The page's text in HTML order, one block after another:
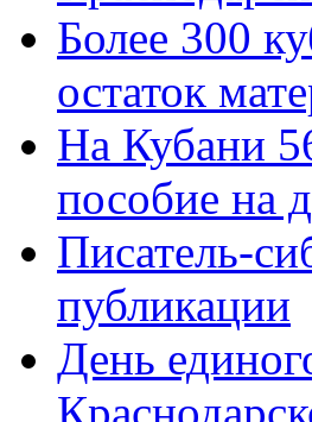
Более 300
остаток
На Кубани
пособие на
Писатель-
публикации
День